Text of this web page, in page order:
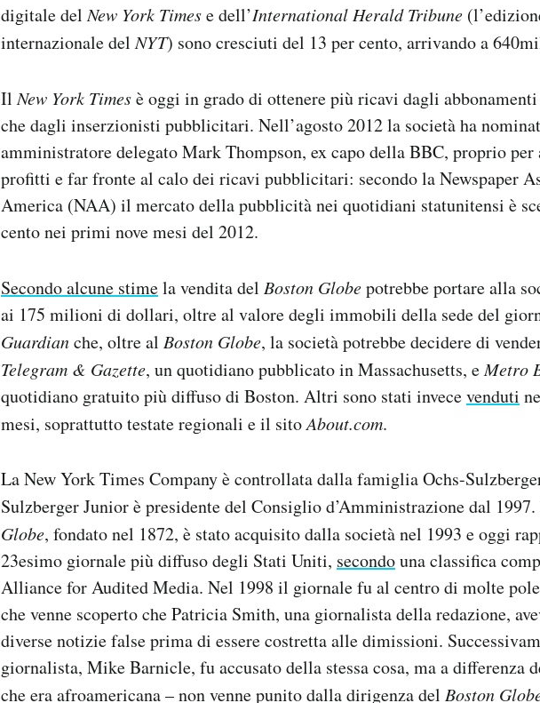
digitale delNew York Timese dell’International Herald Tribune
internazionale delNYT) sono cresciuti del 13 per cento, arrivando a
IlNew York Timesè oggi in grado di ottenere più ricavi dagli
che dagli inserzionisti pubblicitari. Nell’agosto 2012 la società ha
amministratore delegato Mark Thompson, ex capo della BBC, proprio per
profitti e far fronte al calo dei ricavi pubblicitari: secondo la Newspaper
America (NAA) il mercato della pubblicità nei quotidiani statunitensi è
cento nei primi nove mesi del 2012.
Secondo alcune stimela vendita del Boston Globepotrebbe portare alla
ai 175 milioni di dollari, oltre al valore degli immobili della sede del
Guardianche, oltre al Boston Globe, la società potrebbe decidere di
Telegram & Gazette, un quotidiano pubblicato in Massachusetts, eMetro
quotidiano gratuito più diffuso di Boston. Altri sono stati invecevenduti
mesi, soprattutto testate regionali e il sitoAbout.com.
La New York Times Company è controllata dalla famiglia Ochs-
Sulzberger Junior è presidente del Consiglio d’Amministrazione dal
Globe, fondato nel 1872, è stato acquisito dalla società nel 1993 e oggi
23esimo giornale più diffuso degli Stati Uniti, secondouna classifica
Alliance for Audited Media. Nel 1998 il giornale fu al centro di molte
che venne scoperto che Patricia Smith, una giornalista della redazione,
diverse notizie false prima di essere costretta alle dimissioni.
giornalista, Mike Barnicle, fu accusato della stessa cosa, ma a differenza
che era afroamericana – non venne punito dalla dirigenza del Boston